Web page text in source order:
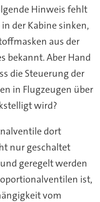
Hinweis fehlt
der Kabine sinken,
aus der
bekannt. Aber Hand
die Steuerung der
in Flugzeugen über
wird?
dort
nur geschaltet
geregelt werden
ist,
vom